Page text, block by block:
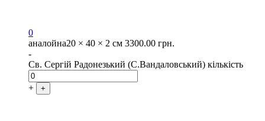
0
аналойна20 × 40 × 2 см 3300.00 грн.
-
Св. Сергій Радонезький (С.Вандаловський) кількість
+ +